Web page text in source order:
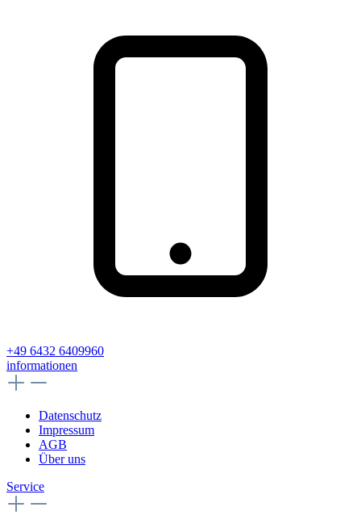
+49 6432 6409960
informationen
Datenschutz
Impressum
AGB
Über uns
Service